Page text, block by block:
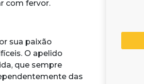
com fervor.
sua paixão
O apelido
que sempre
das